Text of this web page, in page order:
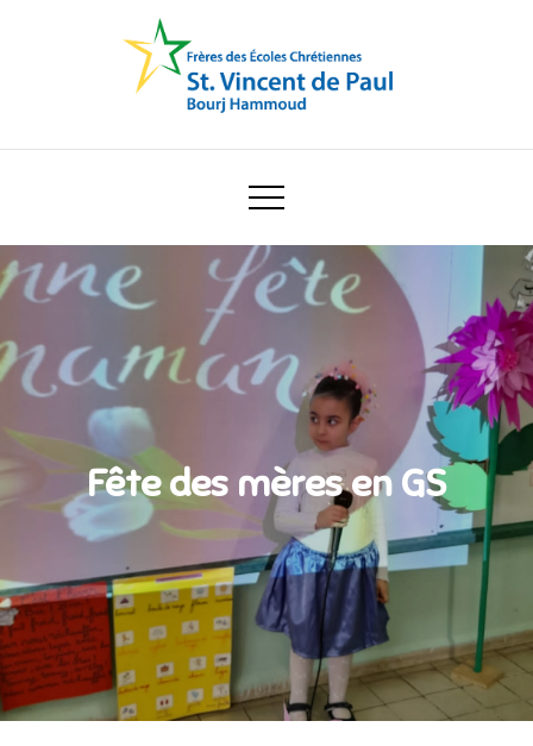
Ecole Saint Vincent de Paul
Fête des mères en GS